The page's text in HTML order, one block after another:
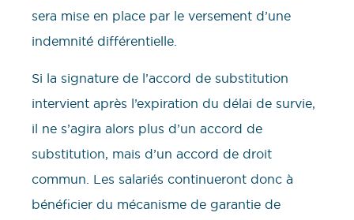
sera mise en place par le versement d’une
indemnité différentielle.
Si la signature de l’accord de substitution
intervient après l’expiration du délai de survie,
il ne s’agira alors plus d’un accord de
substitution, mais d’un accord de droit
commun. Les salariés continueront donc à
bénéficier du mécanisme de garantie de